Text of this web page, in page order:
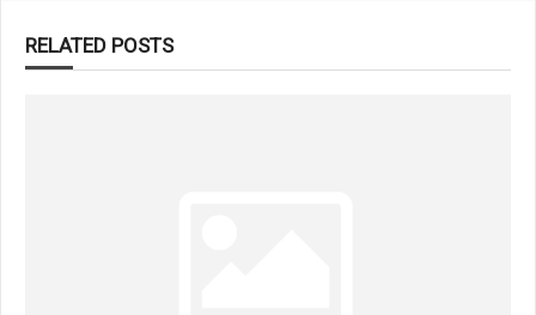
RELATED POSTS